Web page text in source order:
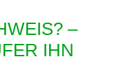
–
IHN